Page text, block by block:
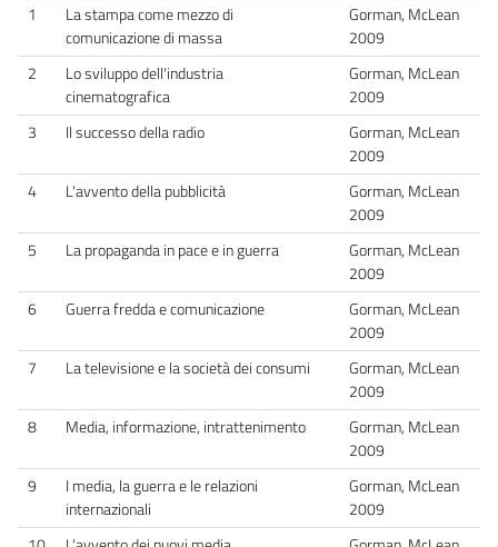
1
La stampa come mezzo di
comunicazione di massa
Gorman, McLean
2009
2
Lo sviluppo dell'industria
cinematografica
Gorman, McLean
2009
3
Il successo della radio
Gorman, McLean
2009
4
L'avvento della pubblicità
Gorman, McLean
2009
5
La propaganda in pace e in guerra
Gorman, McLean
2009
6
Guerra fredda e comunicazione
Gorman, McLean
2009
7
La televisione e la società dei consumi
Gorman, McLean
2009
8
Media, informazione, intrattenimento
Gorman, McLean
2009
9
I media, la guerra e le relazioni
internazionali
Gorman, McLean
2009